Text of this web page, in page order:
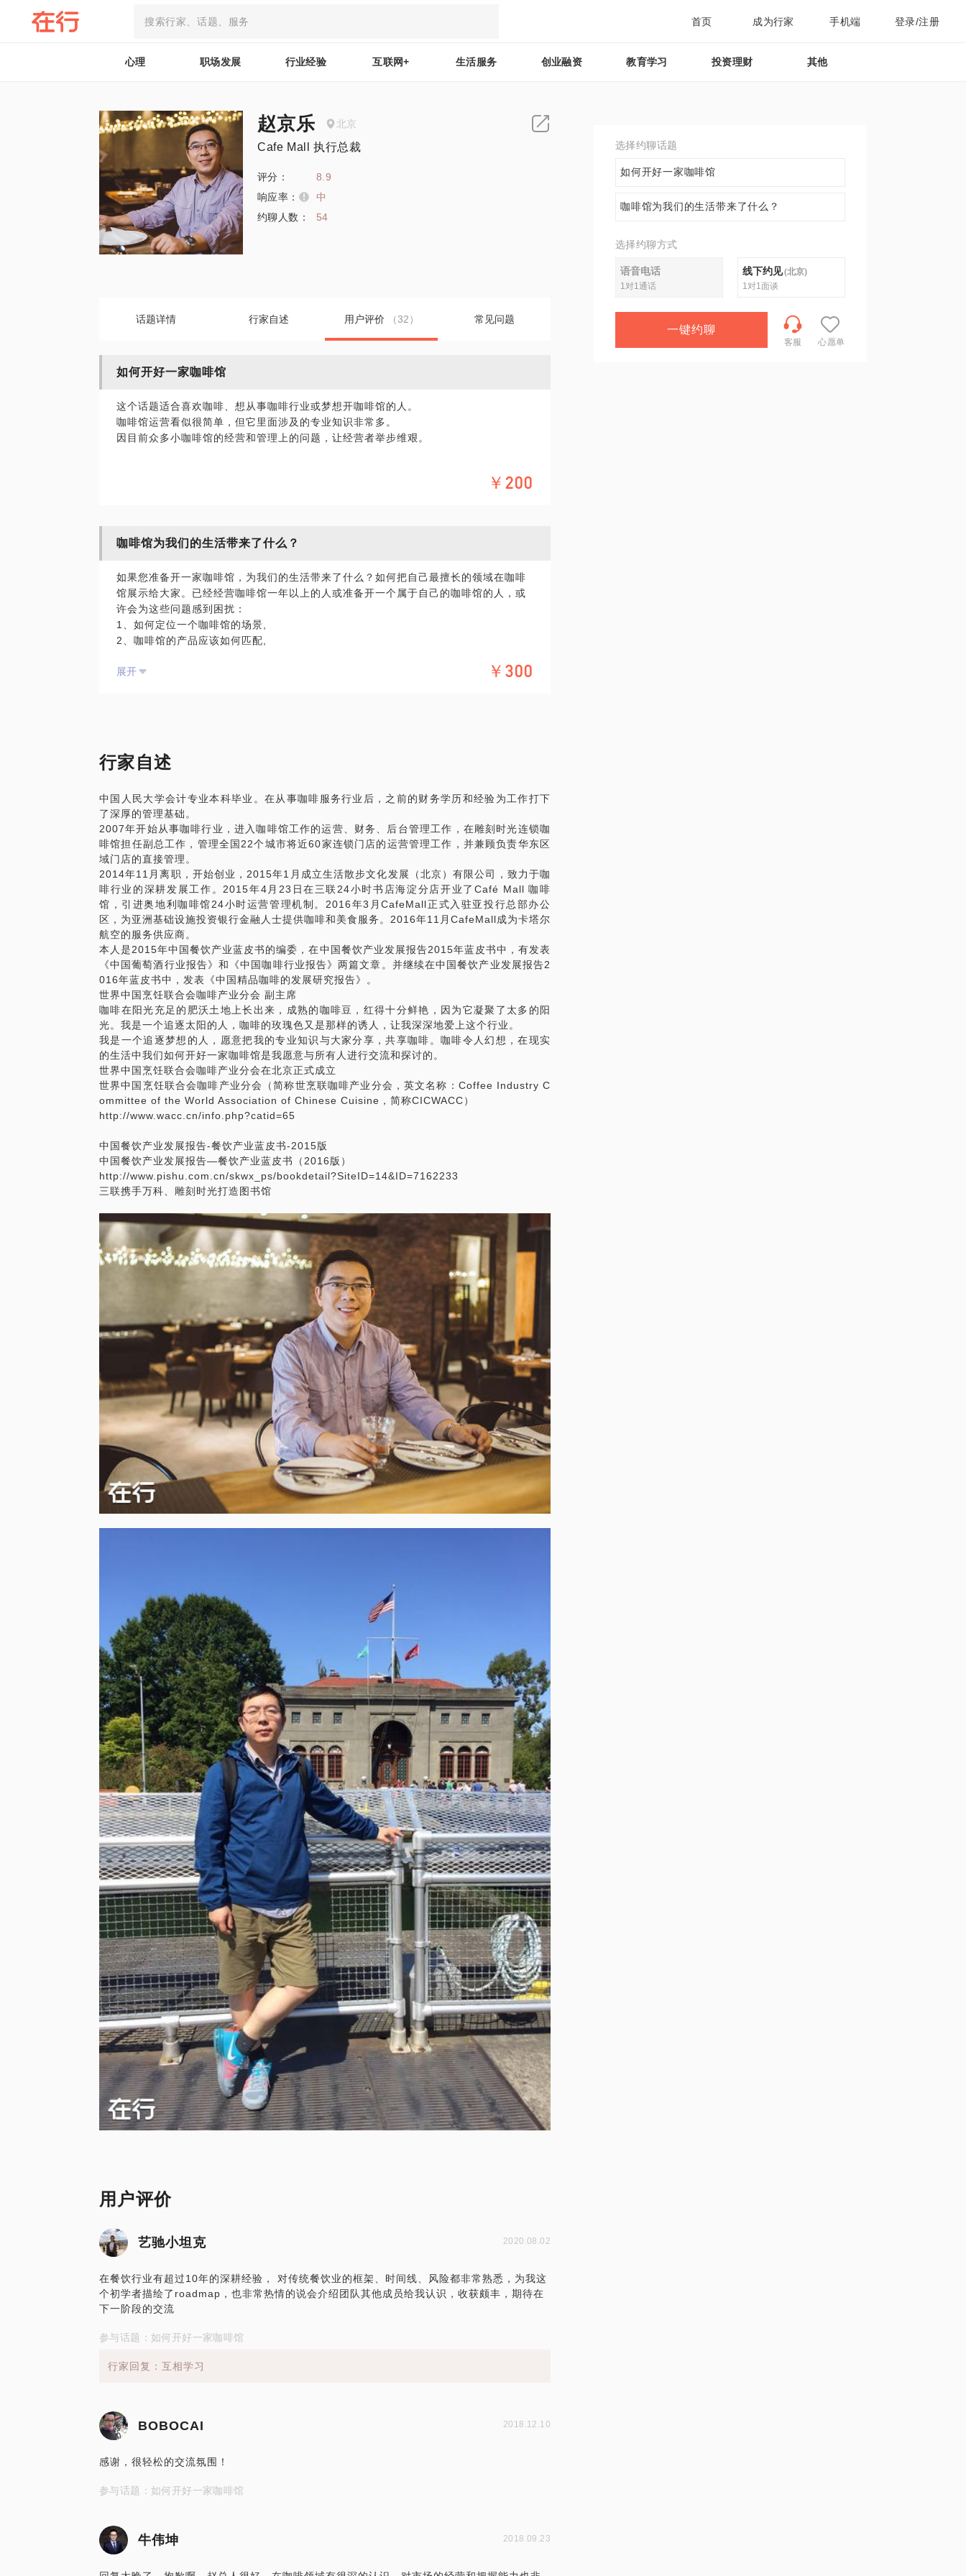
首页 成为行家 手机端 登录/注册
心理 职场发展 行业经验 互联网+ 生活服务 创业融资 教育学习 投资理财 其他
赵京乐 北京
Cafe Mall 执行总裁
评分：
8.9
响应率：
中
约聊人数：
54
话题详情 行家自述 用户评价 （32） 常见问题
如何开好一家咖啡馆
这个话题适合喜欢咖啡、想从事咖啡行业或梦想开咖啡馆的人。
咖啡馆运营看似很简单，但它里面涉及的专业知识非常多。
因目前众多小咖啡馆的经营和管理上的问题，让经营者举步维艰。
￥200
咖啡馆为我们的生活带来了什么？
如果您准备开一家咖啡馆，为我们的生活带来了什么？如何把自己最擅长的领域在咖啡
馆展示给大家。已经经营咖啡馆一年以上的人或准备开一个属于自己的咖啡馆的人，或
许会为这些问题感到困扰：
1、如何定位一个咖啡馆的场景,
2、咖啡馆的产品应该如何匹配,
在这些方面，相信我能为你提供帮助，我愿意与你交流的内容包括：
PS.在选择与我见面前，请把你的问题更具体化。毕竟一小时的谈话只能解决一个小问
题。请把你的问题提前发给我，方便我做更精确的准备，提升见面效率。期待与你的见
展开 ￥300
行家自述
中国人民大学会计专业本科毕业。在从事咖啡服务行业后，之前的财务学历和经验为工作打下
了深厚的管理基础。
2007年开始从事咖啡行业，进入咖啡馆工作的运营、财务、后台管理工作，在雕刻时光连锁咖
啡馆担任副总工作，管理全国22个城市将近60家连锁门店的运营管理工作，并兼顾负责华东区
域门店的直接管理。
2014年11月离职，开始创业，2015年1月成立生活散步文化发展（北京）有限公司，致力于咖
啡行业的深耕发展工作。2015年4月23日在三联24小时书店海淀分店开业了Café Mall 咖啡
馆，引进奥地利咖啡馆24小时运营管理机制。2016年3月CafeMall正式入驻亚投行总部办公
区，为亚洲基础设施投资银行金融人士提供咖啡和美食服务。2016年11月CafeMall成为卡塔尔
航空的服务供应商。
本人是2015年中国餐饮产业蓝皮书的编委，在中国餐饮产业发展报告2015年蓝皮书中，有发表
《中国葡萄酒行业报告》和《中国咖啡行业报告》两篇文章。并继续在中国餐饮产业发展报告2
016年蓝皮书中，发表《中国精品咖啡的发展研究报告》。
世界中国烹饪联合会咖啡产业分会 副主席
咖啡在阳光充足的肥沃土地上长出来，成熟的咖啡豆，红得十分鲜艳，因为它凝聚了太多的阳
光。我是一个追逐太阳的人，咖啡的玫瑰色又是那样的诱人，让我深深地爱上这个行业。
我是一个追逐梦想的人，愿意把我的专业知识与大家分享，共享咖啡。咖啡令人幻想，在现实
的生活中我们如何开好一家咖啡馆是我愿意与所有人进行交流和探讨的。
世界中国烹饪联合会咖啡产业分会在北京正式成立
世界中国烹饪联合会咖啡产业分会（简称世烹联咖啡产业分会，英文名称：Coffee Industry C
ommittee of the World Association of Chinese Cuisine，简称CICWACC）
http://www.wacc.cn/info.php?catid=65
中国餐饮产业发展报告-餐饮产业蓝皮书-2015版
中国餐饮产业发展报告—餐饮产业蓝皮书（2016版）
http://www.pishu.com.cn/skwx_ps/bookdetail?SiteID=14&ID=7162233
三联携手万科、雕刻时光打造图书馆
用户评价
艺驰小坦克 2020.08.02
在餐饮行业有超过10年的深耕经验， 对传统餐饮业的框架、时间线、风险都非常熟悉，为我这
个初学者描绘了roadmap，也非常热情的说会介绍团队其他成员给我认识，收获颇丰，期待在
下一阶段的交流
参与话题：如何开好一家咖啡馆
行家回复：互相学习
BOBOCAI 2018.12.10
感谢，很轻松的交流氛围！
参与话题：如何开好一家咖啡馆
牛伟坤 2018.09.23
选择约聊话题
如何开好一家咖啡馆
咖啡馆为我们的生活带来了什么？
选择约聊方式
语音电话
1对1通话
线下约见(北京)
1对1面谈
一键约聊
客服 心愿单